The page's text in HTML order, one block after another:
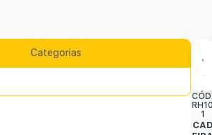
Categorias
1